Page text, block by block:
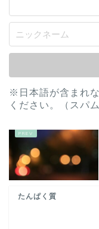
※日本語が含まれ
ください。（スパ
たんぱく質